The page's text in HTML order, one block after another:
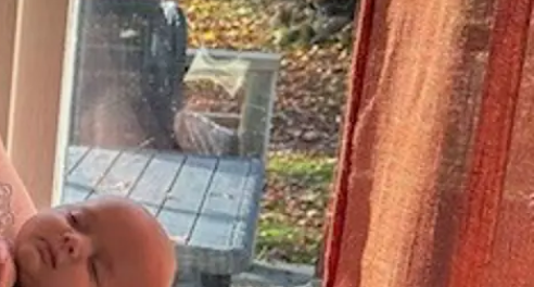
kroppen ifrån att konvertera socker och
stärkelse från mat till energi. Vid
diabetes klarar inte kroppen av att
producera insulin eller det insulin som
produceras fungerar inte (så kallad
insulinresistens).